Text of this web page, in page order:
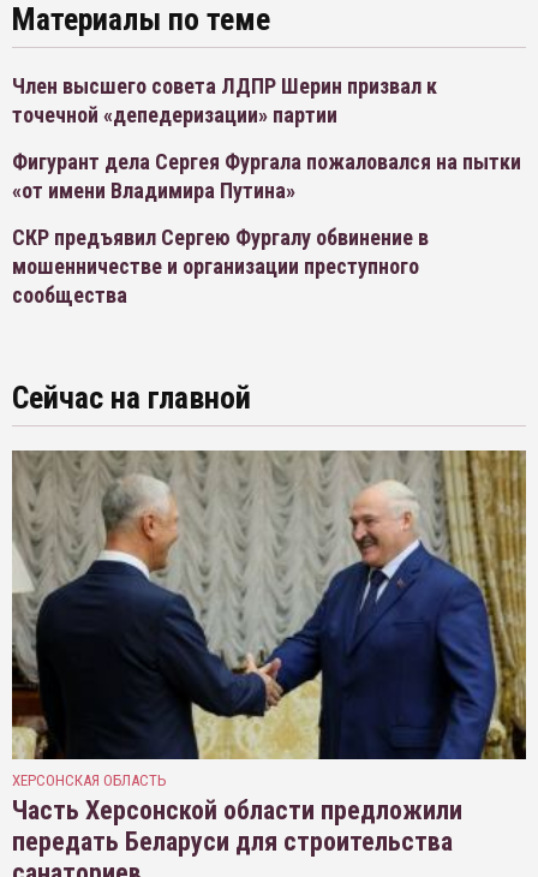
Материалы по теме
Член высшего совета ЛДПР Шерин призвал к
точечной «депедеризации» партии
Фигурант дела Сергея Фургала пожаловался на пытки
«от имени Владимира Путина»
СКР предъявил Сергею Фургалу обвинение в
мошенничестве и организации преступного
сообщества
Сейчас на главной
ХЕРСОНСКАЯ ОБЛАСТЬ
Часть Херсонской области предложили
передать Беларуси для строительства